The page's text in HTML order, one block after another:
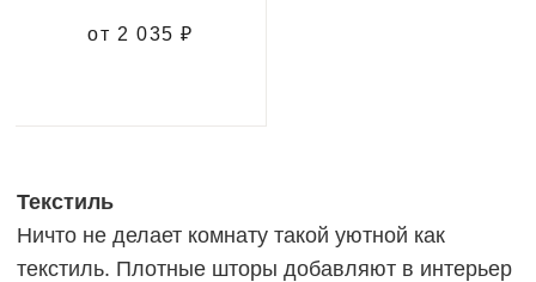
от 2 035 ₽
Текстиль
Ничто не делает комнату такой уютной как
текстиль. Плотные шторы добавляют в интерьер